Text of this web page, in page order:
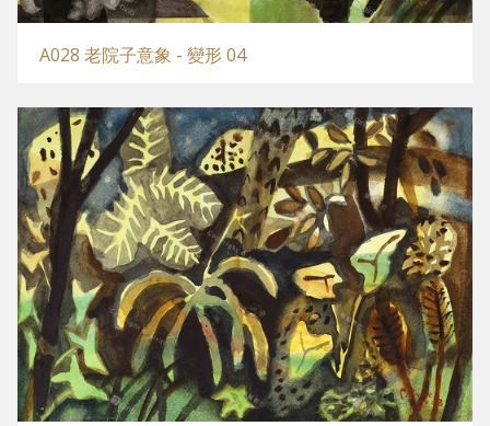
A028 老院子意象 - 變形 04